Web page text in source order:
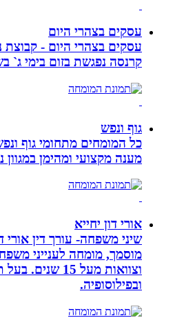
עסקים בצהרי היום
עסקים בצהרי היום - קבוצת
קרנסה נפגשת בזום בימי ג` בשעה 1300
גוף ונפש
כל המומחים מתחומי גוף ונפש
מענה מקצועי ומהימן במגוון
אורי דון יחייא
שיני משפחה- עורך דין אורי דון
מוסמך, מומחה לענייני משפחה,
וצוואות מעל 15 שנים.
ובפילוסופיה.